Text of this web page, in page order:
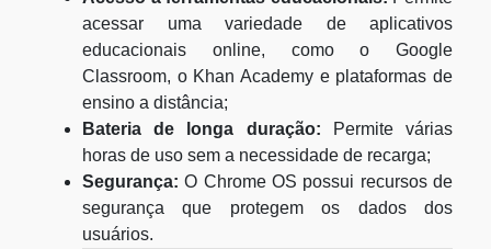
acessar uma variedade de aplicativos
educacionais online, como o Google
Classroom, o Khan Academy e plataformas de
ensino a distância;
Bateria de longa duração: Permite várias
horas de uso sem a necessidade de recarga;
Segurança: O Chrome OS possui recursos de
segurança que protegem os dados dos
usuários.